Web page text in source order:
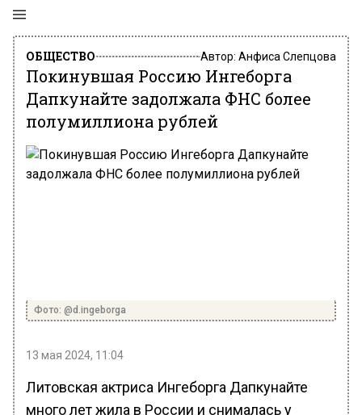
ОБЩЕСТВО Автор: Анфиса Слепцова
Покинувшая Россию Ингеборга
Дапкунайте задолжала ФНС более
полумиллиона рублей
Фото: @d.ingeborga
13 мая 2024, 11:04
Литовская актриса Ингеборга Дапкунайте
много лет жила в России и снималась у